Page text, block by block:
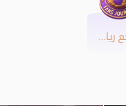
مشجع رياضي